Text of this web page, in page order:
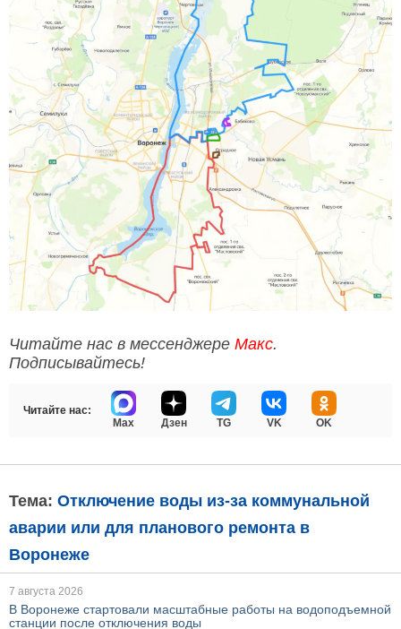
Читайте нас в мессенджере Макс.
Подписывайтесь!
Читайте нас:
Max
Дзен TG VK OK
Тема: Отключение воды из-за коммунальной
аварии или для планового ремонта в
Воронеже
7 августа 2026
В Воронеже стартовали масштабные работы на водоподъемной
станции после отключения воды